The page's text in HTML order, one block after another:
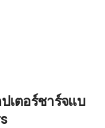
เตอร์ชาร์จแบ